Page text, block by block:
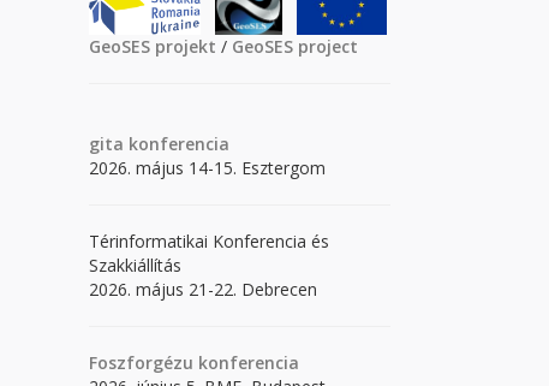
GeoSES projekt / GeoSES project
gita konferencia
2026. május 14-15. Esztergom
Térinformatikai Konferencia és
Szakkiállítás
2026. május 21-22. Debrecen
Foszforgézu konferencia